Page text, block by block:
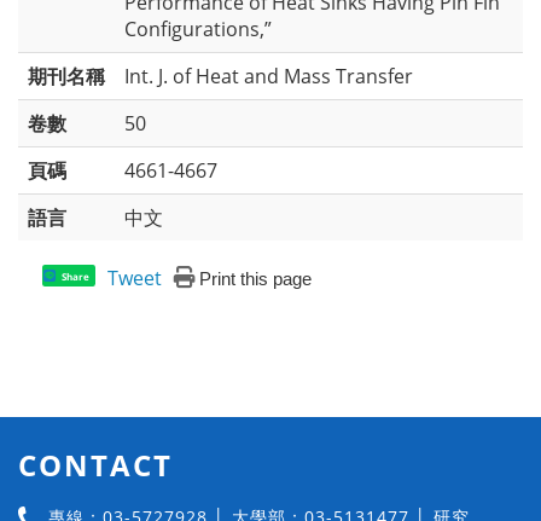
Configurations,”
期刊名稱
Int. J. of Heat and Mass Transfer
卷數
50
頁碼
4661-4667
語言
中文
Share Tweet Print this page
CONTACT